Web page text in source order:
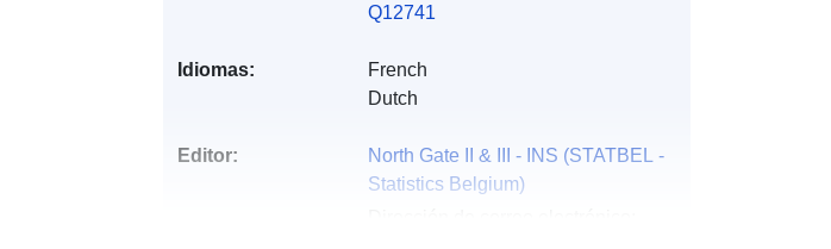
Q12741
Idiomas:
French
Dutch
Editor:
North Gate II & III - INS (STATBEL -
Statistics Belgium)